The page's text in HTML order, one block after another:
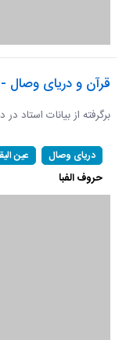
قرآن و دریای وصال
برگرفته از بیانات استاد در
دریای وصال عین
حروف الفبا